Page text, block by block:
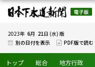
2023年 6月 21 日 (水) 版
別の日付を表示
PDF版で読む
トップ 総合 地方行政